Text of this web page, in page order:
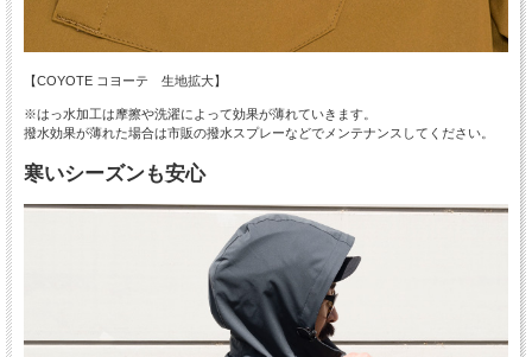
【COYOTE コヨーテ 生地拡大】
※はっ水加工は摩擦や洗濯によって効果が薄れていきます。
撥水効果が薄れた場合は市販の撥水スプレーなどでメンテナンスしてください。
寒いシーズンも安心